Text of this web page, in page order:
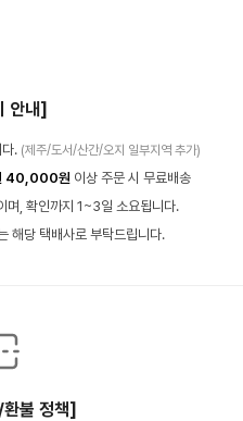
안내]
다. (제주/도서/산간/오지 일부지역 추가)
40,000원 이상 주문 시 무료배송
며, 확인까지 1~3일 소요됩니다.
해당 택배사로 부탁드립니다.
불 정책]